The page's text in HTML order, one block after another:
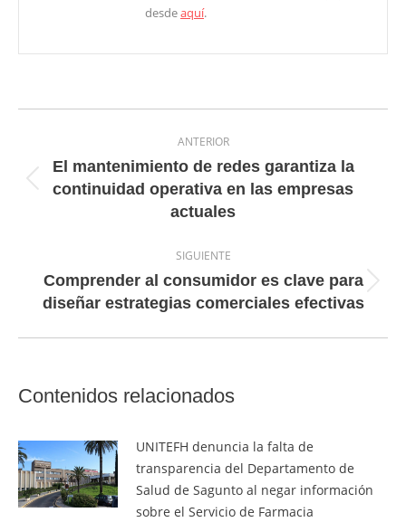
desdeaquí.
entre
entradas
ANTERIOR
Entrada
anterior:
El mantenimiento de redes garantiza la
continuidad operativa en las empresas
actuales
SIGUIENTE
Entrada
siguiente:
Comprender al consumidor es clave para
diseñar estrategias comerciales efectivas
Contenidos relacionados
UNITEFH denuncia la falta de
transparencia del Departamento de
Salud de Sagunto al negar información
sobre el Servicio de Farmacia